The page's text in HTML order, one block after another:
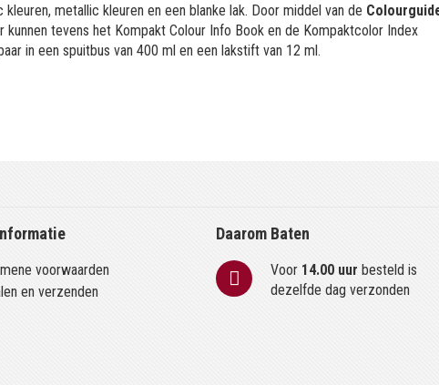
metallic kleuren en een blanke lak. Door middel van de
tevens het Kompakt Colour Info Book en de Kompaktcolor Index
in een spuitbus van 400 ml en een lakstift van 12 ml.
voorwaarden
en verzenden
Daarom Baten
Voor 14.00 uur besteld is
dezelfde dag verzonden